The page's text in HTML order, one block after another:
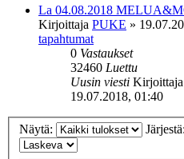
La 04.08.2018
Kirjoittaja PUKE »
tapahtumat
0 Vastaukset
32460 Luettu
Uusin viesti Kirjoittaja
19.07.2018, 01:40
Näytä: Järjestä: